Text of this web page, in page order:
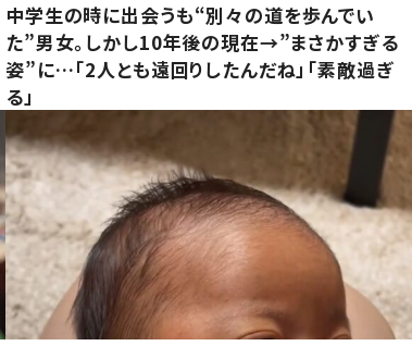
中学生の時に出会うも“別々の道を歩んでい
た”男女。しかし10年後の現在→”まさかすぎる
姿”に…「2人とも遠回りしたんだね」「素敵過ぎ
る」